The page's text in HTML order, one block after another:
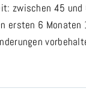
zwischen 45 und
6